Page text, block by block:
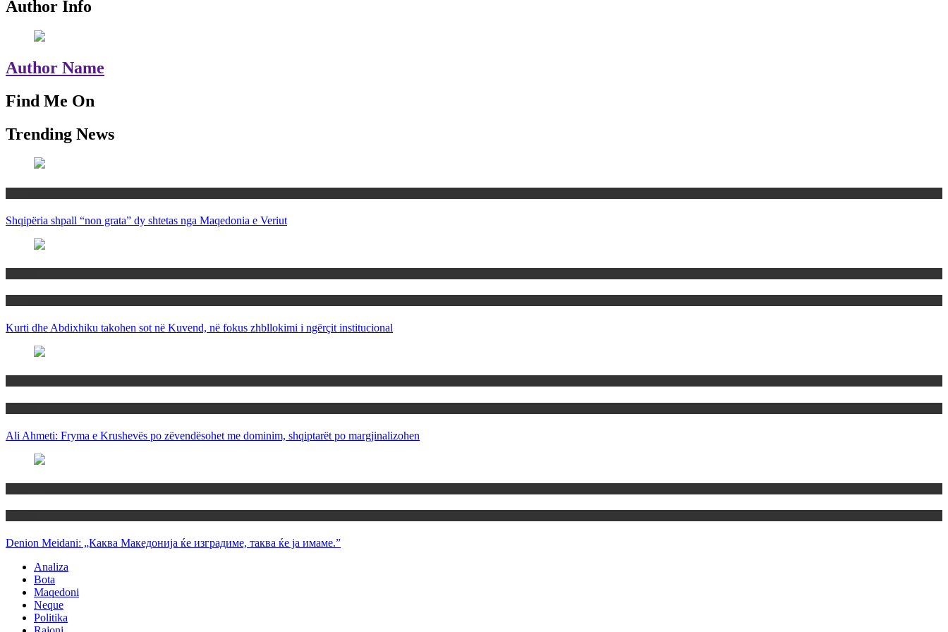
Author Info
Author Name
Find Me On
Trending News
Shqipëria shpall “non grata” dy shtetas nga Maqedonia e Veriut
Kurti dhe Abdixhiku takohen sot në Kuvend, në fokus zhbllokimi i ngërçit institucional
Ali Ahmeti: Fryma e Krushevës po zëvendësohet me dominim, shqiptarët po margjinalizohen
Denion Meidani: „Каква Македонија ќе изградиме, таква ќе ја имаме.”
Analiza
Bota
Maqedoni
Neque
Politika